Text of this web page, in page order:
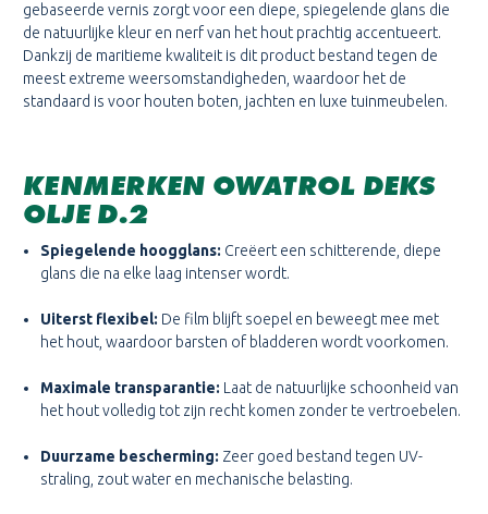
gebaseerde vernis zorgt voor een diepe, spiegelende glans die
de natuurlijke kleur en nerf van het hout prachtig accentueert.
Dankzij de maritieme kwaliteit is dit product bestand tegen de
meest extreme weersomstandigheden, waardoor het de
standaard is voor houten boten, jachten en luxe tuinmeubelen.
KENMERKEN OWATROL DEKS
OLJE D.2
Spiegelende hoogglans: Creëert een schitterende, diepe
glans die na elke laag intenser wordt.
Uiterst flexibel: De film blijft soepel en beweegt mee met
het hout, waardoor barsten of bladderen wordt voorkomen.
Maximale transparantie: Laat de natuurlijke schoonheid van
het hout volledig tot zijn recht komen zonder te vertroebelen.
Duurzame bescherming: Zeer goed bestand tegen UV-
straling, zout water en mechanische belasting.